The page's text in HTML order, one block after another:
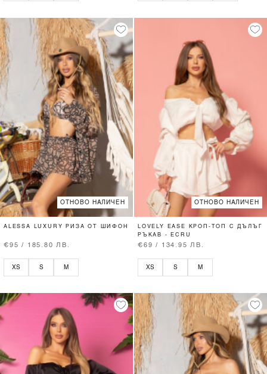
ОТНОВО НАЛИЧЕН
ALESSA LUXURY РИЗА ОТ ШИФОН
€95 / 185.80 ЛВ.
XS S M
ОТНОВО НАЛИЧЕН
LOVELY EASE КРОП-ТОП С ДЪЛЪГ
РЪКАВ - ECRU
€69 / 134.95 ЛВ.
XS S M